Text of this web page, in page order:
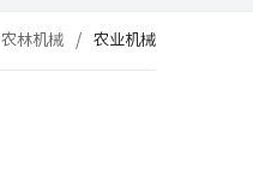
农林机械 农业机械